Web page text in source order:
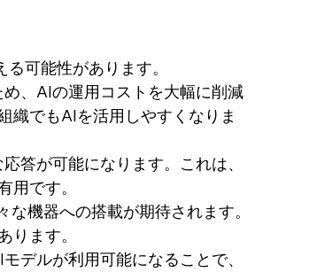
可能性があります。
、AIの運用コストを大幅に削減
織でもAIを活用しやすくなりま
答が可能になります。これは、
です。
機器への搭載が期待されます。
ます。
デルが利用可能になることで、